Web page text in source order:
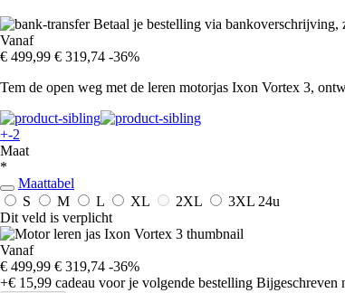
Betaal je bestelling via bankoverschrijving,
Vanaf
€ 499,99 € 319,74 -36%
Tem de open weg met de leren motorjas Ixon Vortex 3,
+-2
Maat
*
Maattabel
S
M L XL 2XL 3XL 24u
Dit veld is verplicht
Vanaf
€ 499,99 € 319,74 -36%
+€ 15,99 cadeau voor je volgende bestelling Bijgeschreven